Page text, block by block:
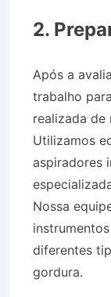
2.
Após a
trabalho
realizada de
Utilizamos
aspiradores
Nossa
diferentes
gordura.